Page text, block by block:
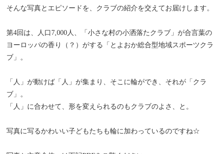
そんな写真とエピソードを、クラブの紹介を交えてお届けします。
第4回は、人口7,000人、「小さな村の小洒落たクラブ」が合言葉の
ヨーロッパの香り（？）がする「とよおか総合型地域スポーツクラ
ブ」。
「人」が動けば「人」が集まり、そこに輪ができ、それが「クラ
ブ」。
「人」に合わせて、形を変えられるのもクラブのよさ、と。
写真に写るかわいい子どもたちも輪に加わっているのですね☆